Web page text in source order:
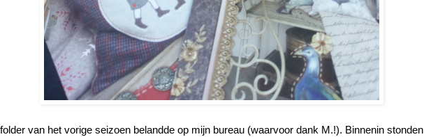
van het vorige seizoen belandde op mijn bureau (waarvoor dank M.!). Binnenin stonden